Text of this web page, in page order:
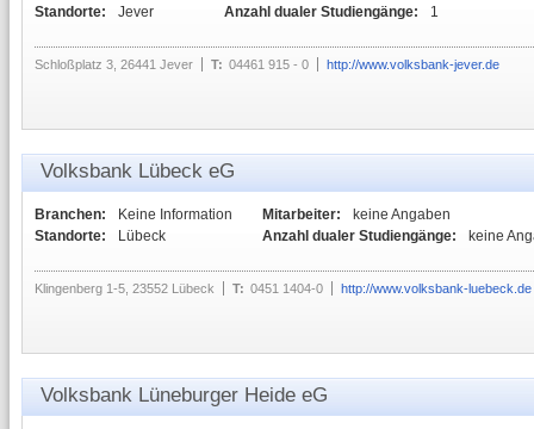
Standorte:
Jever
Anzahl dualer Studiengänge:
1
Schloßplatz 3, 26441 Jever T: 04461 915 - 0 http://www.volksbank-jever.de
Volksbank Lübeck eG
Branchen:
Keine Information
Standorte:
Lübeck
Mitarbeiter:
keine Angaben
Anzahl dualer Studiengänge:
keine
Klingenberg 1-5, 23552 Lübeck T: 0451 1404-0 http://www.volksbank-luebeck.de
Volksbank Lüneburger Heide eG